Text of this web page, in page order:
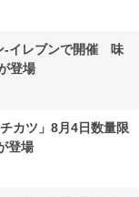
-イレブンで開催 味
登場
カツ」8月4日数量限
登場